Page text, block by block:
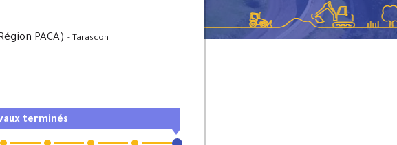
PACA) - Tarascon
terminés